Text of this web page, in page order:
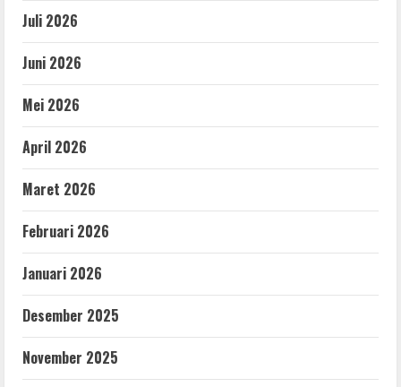
Juli 2026
Juni 2026
Mei 2026
April 2026
Maret 2026
Februari 2026
Januari 2026
Desember 2025
November 2025